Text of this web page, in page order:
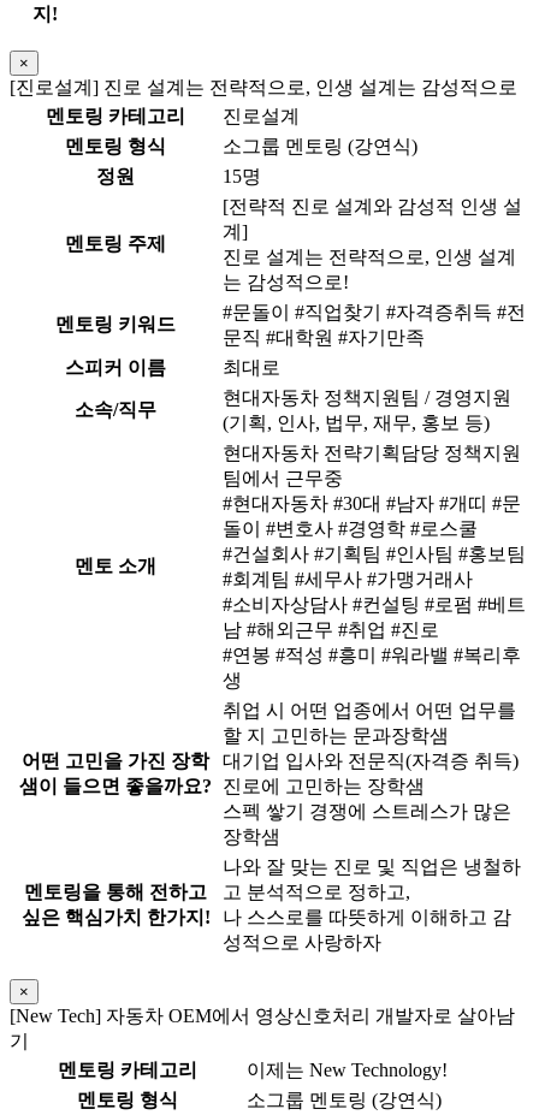
지!
×
[진로설계] 진로 설계는 전략적으로, 인생 설계는 감성적으로
멘토링 카테고리
진로설계
멘토링 형식
소그룹 멘토링 (강연식)
정원
15명
멘토링 주제
[전략적 진로 설계와 감성적 인생 설
계]
진로 설계는 전략적으로, 인생 설계
는 감성적으로!
멘토링 키워드
#문돌이 #직업찾기 #자격증취득 #전
문직 #대학원 #자기만족
스피커 이름
최대로
소속/직무
현대자동차 정책지원팀 / 경영지원
(기획, 인사, 법무, 재무, 홍보 등)
멘토 소개
현대자동차 전략기획담당 정책지원
팀에서 근무중
#현대자동차 #30대 #남자 #개띠 #문
돌이 #변호사 #경영학 #로스쿨
#건설회사 #기획팀 #인사팀 #홍보팀
#회계팀 #세무사 #가맹거래사
#소비자상담사 #컨설팅 #로펌 #베트
남 #해외근무 #취업 #진로
#연봉 #적성 #흥미 #워라밸 #복리후
생
어떤 고민을 가진 장학
샘이 들으면 좋을까요?
취업 시 어떤 업종에서 어떤 업무를
할 지 고민하는 문과장학샘
대기업 입사와 전문직(자격증 취득)
진로에 고민하는 장학샘
스펙 쌓기 경쟁에 스트레스가 많은
장학샘
멘토링을 통해 전하고
싶은 핵심가치 한가지!
나와 잘 맞는 진로 및 직업은 냉철하
고 분석적으로 정하고,
나 스스로를 따뜻하게 이해하고 감
성적으로 사랑하자
×
[New Tech] 자동차 OEM에서 영상신호처리 개발자로 살아남
기
멘토링 카테고리
이제는 New Technology!
멘토링 형식
소그룹 멘토링 (강연식)